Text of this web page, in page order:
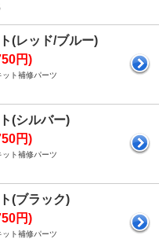
(レッド/ブルー)
円)
ト補修パーツ
(シルバー)
円)
ト補修パーツ
(ブラック)
円)
ト補修パーツ